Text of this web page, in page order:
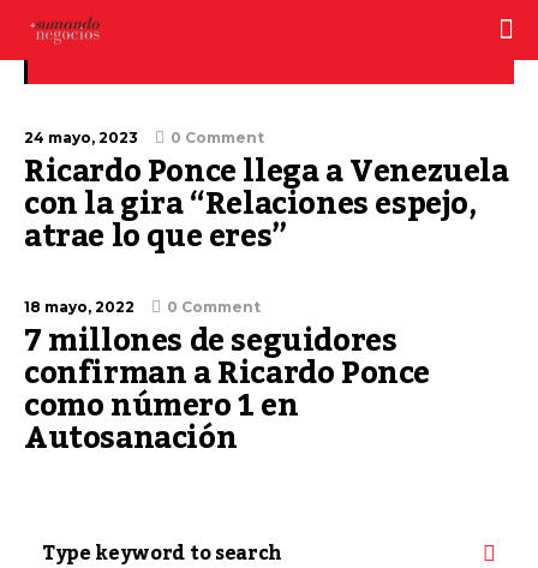
Ricardo Ponce
24 mayo, 2023 0 Comment
Ricardo Ponce llega a Venezuela
con la gira “Relaciones espejo,
atrae lo que eres”
18 mayo, 2022 0 Comment
7 millones de seguidores
confirman a Ricardo Ponce
como número 1 en
Autosanación